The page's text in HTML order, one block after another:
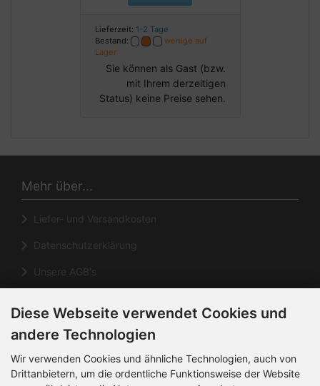
Lieferzeit: 1-2 Tage
Bestand:
wenige auf
Lager
Sie können als Gast (bzw.
mit Ihrem derzeitigen
Status) keine Preise sehen.
Mehr über...
Liefer- und Versandkosten
Datenschutzerklärung
Unsere AGB's
Informationen
Diese Webseite verwendet Cookies und
andere Technologien
Wir verwenden Cookies und ähnliche Technologien, auch von
Drittanbietern, um die ordentliche Funktionsweise der Website